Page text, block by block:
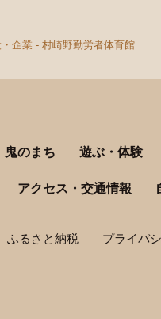
企業 - 村崎野勤労者体育館
鬼のまち 遊ぶ・体験
アクセス・交通情報
ふるさと納税 プライバ